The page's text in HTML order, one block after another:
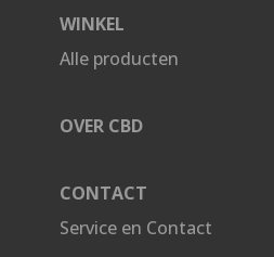
WINKEL
Alle producten
OVER CBD
CONTACT
Service en Contact